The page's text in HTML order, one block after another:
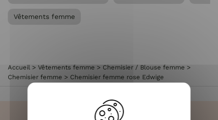
Vêtements femme
Accueil > Vêtements femme > Chemisier / Blouse femme >
Chemisier femme > Chemisier femme rose Edwige